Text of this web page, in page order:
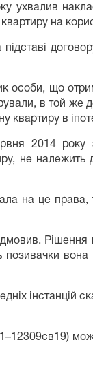
ухвалив
на
особи, що
в той
квартиру в
2014 року
не належить
на це права,
позивачки
інстанцій